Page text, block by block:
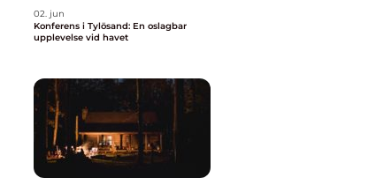
02. jun
Konferens i Tylösand: En oslagbar
upplevelse vid havet